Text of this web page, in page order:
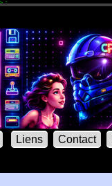
Liens Contact